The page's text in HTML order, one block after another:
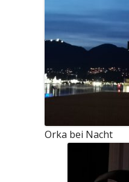
Orka bei Nacht